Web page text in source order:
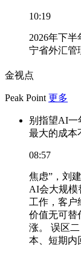
10:19
2026年下
宁省外汇管
金视点
Peak Point 更多
别指望AI一
最大的成本
08:57
焦虑”，刘
AI会大规模
工作，客户
价值无可替
涨。 误区
本、短期内